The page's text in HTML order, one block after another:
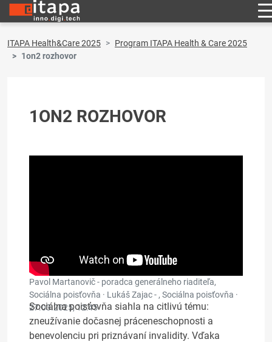
ITAPA Health&Care 2025
Program ITAPA Health & Care 2025
1on2 rozhovor
1ON2 ROZHOVOR
Pavol Martanovič - poradca generálneho riaditeľa,
Sociálna poisťovňa · Lukáš Zajac - , Sociálna poisťovňa ·
27.03.2025, 12:45
Sociálna poisťovňa siahla na citlivú tému:
zneužívanie dočasnej práceneschopnosti a
benevolenciu pri priznávaní invalidity. Vďaka